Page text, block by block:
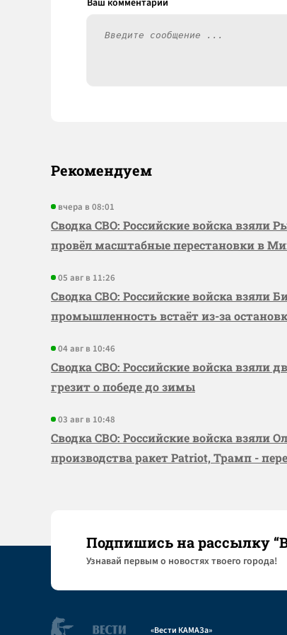
Рекомендуем
вчера в 08:01
Сводка СВО: Российские войска
провёл масштабные перестановки в
05 авг в 11:26
Сводка СВО: Российские войска взяли
промышленность встаёт из-за
04 авг в 10:46
Сводка СВО: Российские войска взяли
грезит о победе до зимы
03 авг в 10:48
Сводка СВО: Российские войска взяли
производства ракет Patriot, Трамп -
Подпишись на рассылку
Узнaвай первым о новостях твоего города!
«Вести КАМАЗа»